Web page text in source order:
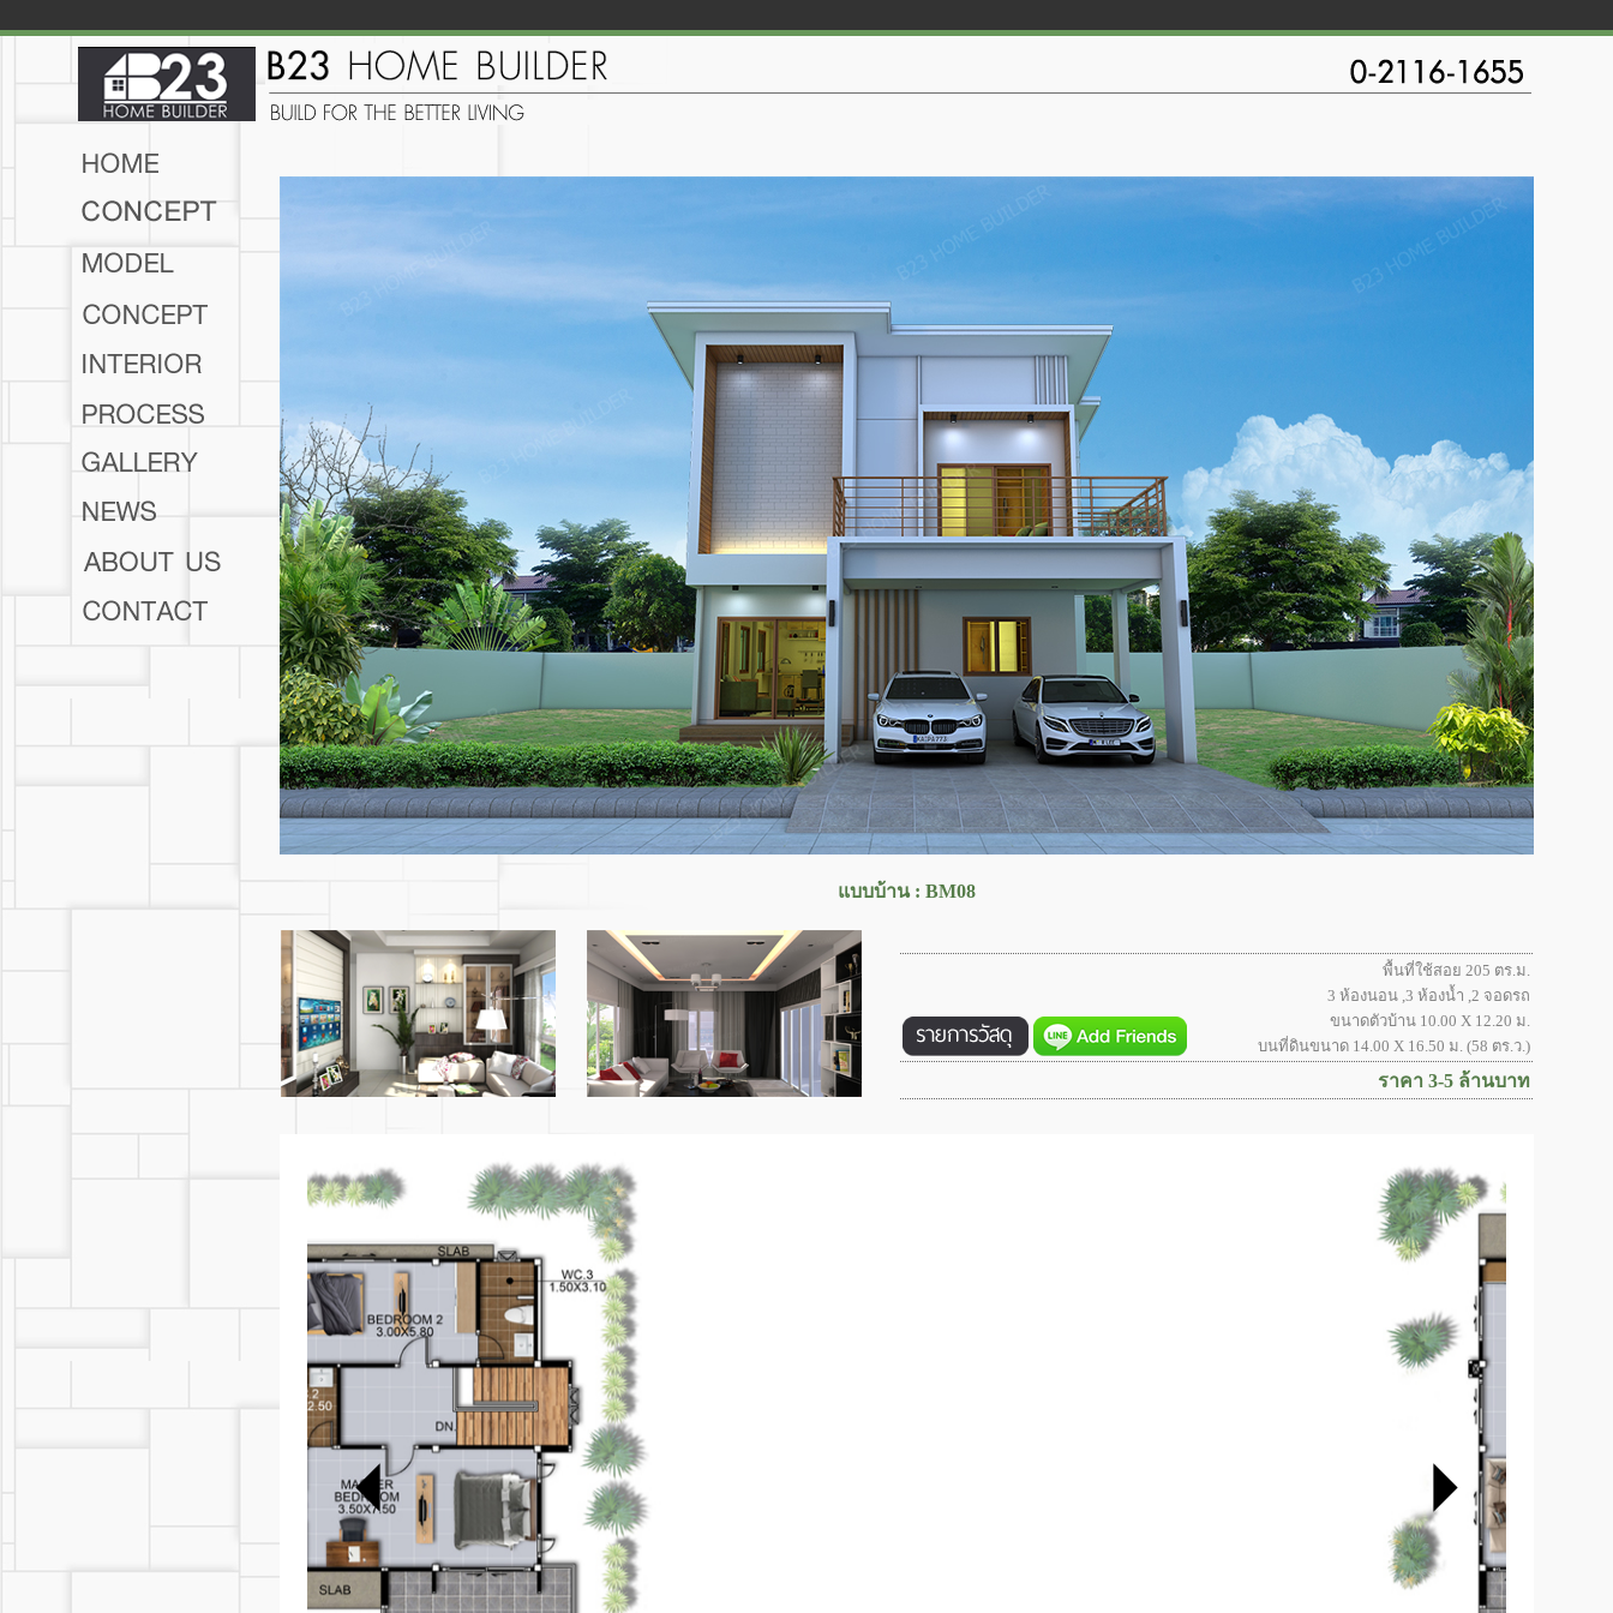
แบบบ้าน : BM08
พื้นที่ใช้สอย 205 ตร.ม.
3 ห้องนอน ,3 ห้องน้ำ ,2 จอดรถ
ขนาดตัวบ้าน 10.00 X 12.20 ม.
บนที่ดินขนาด 14.00 X 16.50 ม. (58 ตร.ว.)
ราคา 3-5 ล้านบาท